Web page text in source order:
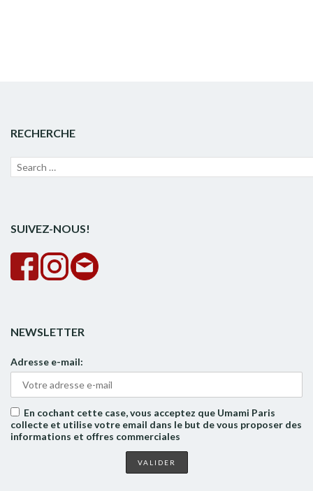
RECHERCHE
Recherche
SUIVEZ-NOUS!
NEWSLETTER
Adresse e-mail:
En cochant cette case, vous acceptez que Umami Paris
collecte et utilise votre email dans le but de vous proposer des
informations et offres commerciales